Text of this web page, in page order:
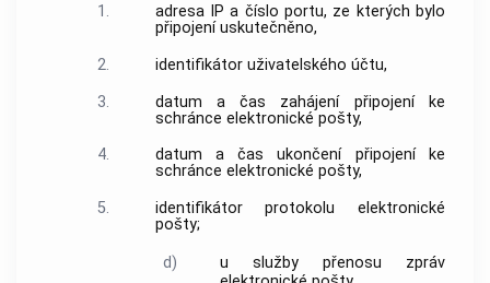
1. adresa IP a číslo portu, ze kterých bylo
připojení uskutečněno,
2.
identifikátor uživatelského účtu,
3.
datum a čas zahájení připojení ke
schránce elektronické pošty,
4.
datum a čas ukončení připojení ke
schránce elektronické pošty,
5.
identifikátor protokolu elektronické
pošty;
d) u služby přenosu zpráv